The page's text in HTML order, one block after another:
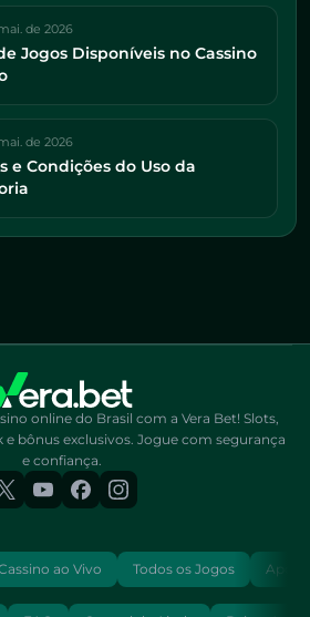
de 2026
Jogos Disponíveis no Cassino
de 2026
e Condições do Uso da
online do Brasil com a Vera Bet! Slots,
e bônus exclusivos. Jogue com segurança
e confiança.
ao Vivo Todos os Jogos